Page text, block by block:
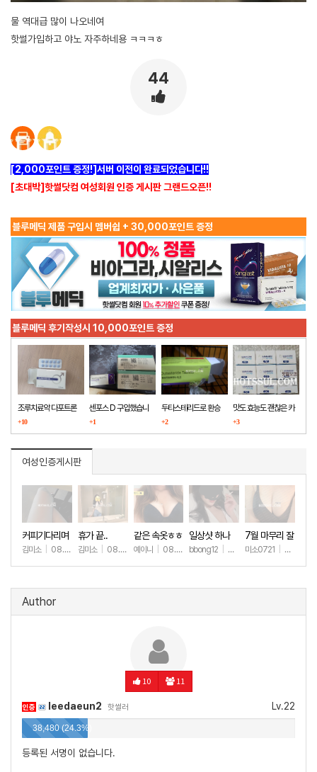
물 역대급 많이 나오네여
핫썰가입하고 야노 자주하네용 ㅋㅋㅋㅎ
44
[2,000포인트 증정!]서버 이전이 완료되었습니다!!
[초대박]핫썰닷컴 여성회원 인증 게시판 그랜드오픈!!
블루메딕 제품 구입시 멤버쉽 + 30,000포인트 증정
블루메딕 후기작성시 10,000포인트 증정
조루치료약 다포트론
구매했습니다
+10
센포스 D 구입했습니
다
+1
두타스테리드로 환승
+2
맛도 효능도 괜찮은 카
마그라
+3
여성인증게시판
커피기다리며
(안야함)
김미소 08.08 +34
휴가 끝..
김미소 08.07 +192
같은 속옷ㅎㅎ
예이니 08.04 +71
일상샷 하나
bbong12 07.31+90
7월 마무리 잘
하세요🫶
미소0721 07.31
Author
10 11
Lv.22
인증 leedaeun2 핫썰러
38,480 (24.3%)
등록된 서명이 없습니다.